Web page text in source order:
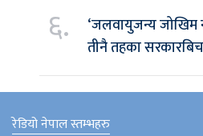
६.
‘जलवायुजन्य जोखिम
तीनै तहका सरकारबिच
रेडियो नेपाल स्तम्भहरु